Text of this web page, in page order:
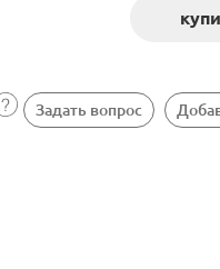
Задать вопрос